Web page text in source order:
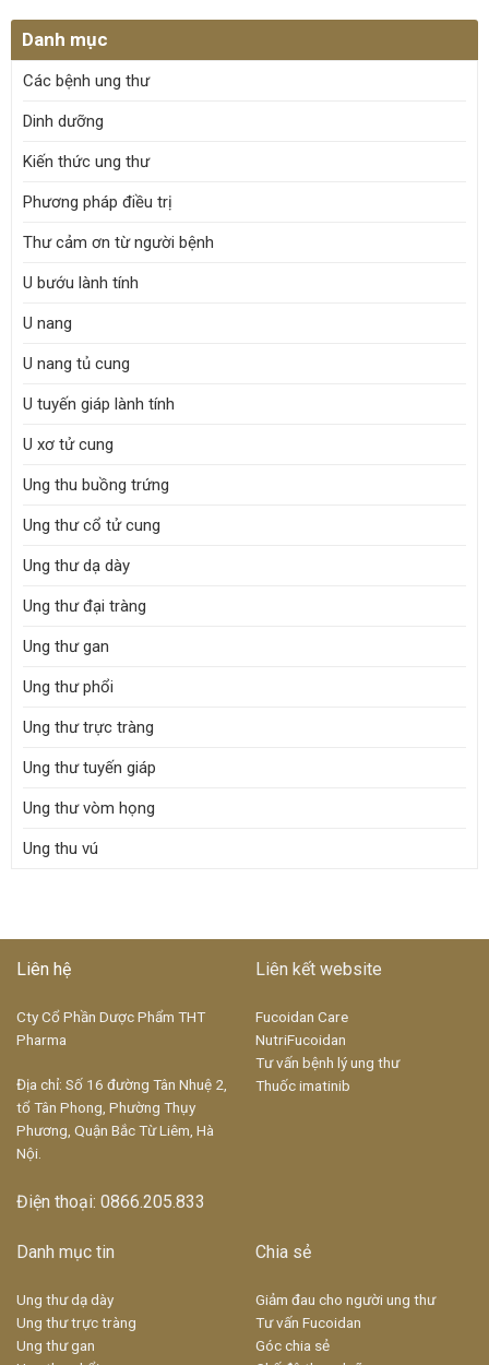
Danh mục
Các bệnh ung thư
Dinh dưỡng
Kiến thức ung thư
Phương pháp điều trị
Thư cảm ơn từ người bệnh
U bướu lành tính
U nang
U nang tủ cung
U tuyến giáp lành tính
U xơ tử cung
Ung thu buồng trứng
Ung thư cổ tử cung
Ung thư dạ dày
Ung thư đại tràng
Ung thư gan
Ung thư phổi
Ung thư trực tràng
Ung thư tuyến giáp
Ung thư vòm họng
Ung thu vú
Liên hệ
Cty Cổ Phần Dược Phẩm THT
Pharma
Địa chỉ: Số 16 đường Tân Nhuệ 2,
tổ Tân Phong, Phường Thụy
Phương, Quận Bắc Từ Liêm, Hà
Nội.
Điện thoại: 0866.205.833
Liên kết website
Fucoidan Care
NutriFucoidan
Tư vấn bệnh lý ung thư
Thuốc imatinib
Danh mục tin
Ung thư dạ dày
Ung thư trực tràng
Ung thư gan
Chia sẻ
Giảm đau cho người ung thư
Tư vấn Fucoidan
Góc chia sẻ